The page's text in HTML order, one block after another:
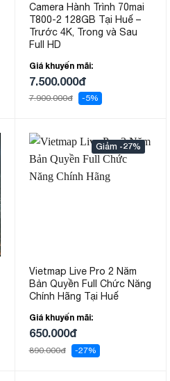
Camera Hành Trình 70mai
T800-2 128GB Tại Huế –
Trước 4K, Trong và Sau
Full HD
Giá khuyến mãi:
7.500.000đ
7.900.000đ -5%
-27%
Vietmap Live Pro 2 Năm
Bản Quyền Full Chức Năng
Chính Hãng Tại Huế
Giá khuyến mãi:
650.000đ
890.000đ -27%